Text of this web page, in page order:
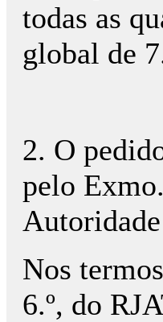
todas as
global de
2. O
pelo
Nos
6.º, do